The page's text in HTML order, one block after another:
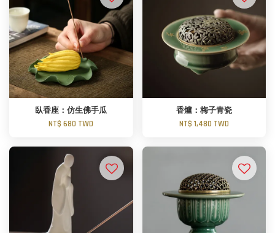
臥香座：仿生佛手瓜
NT$ 680 TWD
香爐：梅子青瓷
NT$ 1,480 TWD